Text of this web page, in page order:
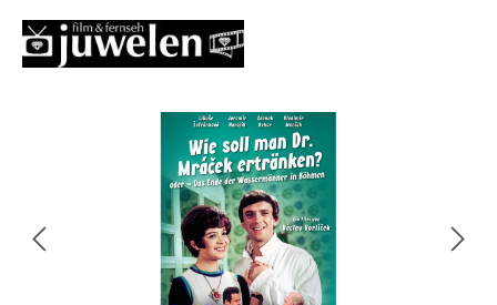
Bildergalerie überspringen